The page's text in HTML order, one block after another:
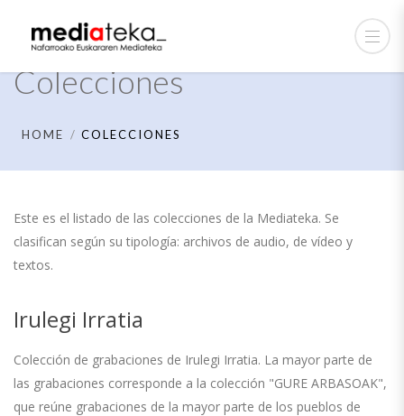
Colecciones
HOME COLECCIONES
Este es el listado de las colecciones de la Mediateka. Se
clasifican según su tipología: archivos de audio, de vídeo y
textos.
Irulegi Irratia
Colección de grabaciones de Irulegi Irratia. La mayor parte de
las grabaciones corresponde a la colección "GURE ARBASOAK",
que reúne grabaciones de la mayor parte de los pueblos de